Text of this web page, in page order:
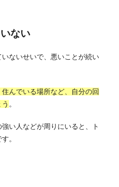
ない
ないせいで、悪いことが続い
んでいる場所など、自分の回
。
い人などが周りにいると、ト
。